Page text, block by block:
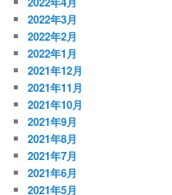
2022年3月
2022年2月
2022年1月
2021年12月
2021年11月
2021年10月
2021年9月
2021年8月
2021年7月
2021年6月
2021年5月